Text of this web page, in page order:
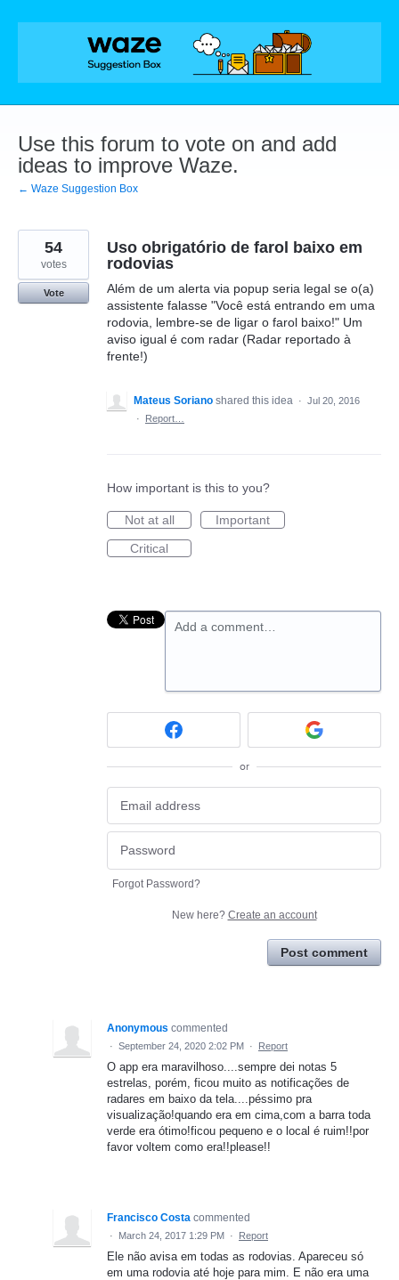
Skip
Use this forum to vote on and add
ideas to improve Waze.
← Waze Suggestion Box
Uso obrigatório de farol baixo em
rodovias
Além de um alerta via popup seria legal se o(a)
assistente falasse "Você está entrando em uma
rodovia, lembre-se de ligar o farol baixo!" Um
aviso igual é com radar (Radar reportado à
frente!)
54
votes
Vote
Mateus Soriano shared this idea · Jul 20, 2016
·
Report…
How important is this to you?
Not at all
Important
Critical
Add a comment…
or
Forgot Password?
New here? Create an account
Post comment
Anonymous commented
· September 24, 2020 2:02 PM · Report
O app era maravilhoso....sempre dei notas 5
estrelas, porém, ficou muito as notificações de
radares em baixo da tela....péssimo pra
visualização!quando era em cima,com a barra toda
verde era ótimo!ficou pequeno e o local é ruim!!por
favor voltem como era!!please!!
Francisco Costa commented
· March 24, 2017 1:29 PM · Report
Ele não avisa em todas as rodovias. Apareceu só
em uma rodovia até hoje para mim. E não era uma